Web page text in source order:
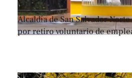
Alcaldía de San Salvador
por retiro voluntario de